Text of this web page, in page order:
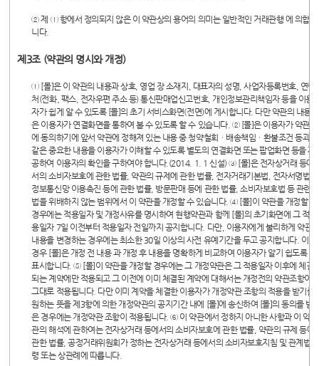
② 제 ① 항에서 정의되지 않은 이 약관상의 용어의 의미는 일반적인 거래관행 에 의합
니다.
제3조 (약관의 명시와 개정)
① [몰]은 이 약관의 내용과 상호, 영업 장 소재지, 대표자의 성명, 사업자등록번호, 연락
처(전화, 팩스, 전자우편 주소 등) 통신판매업신고번호, 개인정보관리책임자 등을 이용
자가 쉽게 알 수 있도록 [몰]의 초기 서비스화면(전면)에 게시합니다. 다만 약관의 내용
은 이용자가 연결화면을 통하여 볼 수 있도록 할 수 있습니다. ② [몰]은 이용자가 약관
에 동의하기에 앞서 약관에 정해져 있는 내용 중 청약철회ㆍ배송책임ㆍ환불조건 등과
같은 중요한 내용을 이용자가 이해할 수 있도록 별도의 연결화면 또는 팝업화면 등을 제
공하여 이용자의 확인을 구하여야 합니다.(2014. 1. 1 신설) ③ [몰]은 전자상거래 등에
서의 소비자보호에 관한 법률, 약관의 규제에 관한 법률, 전자거래기본법, 전자서명법,
정보통신망 이용촉진 등에 관한 법률, 방문판매 등에 관한 법률, 소비자보호법 등 관련
법을 위배하지 않는 범위에서 이 약관을 개정할 수 있습니다. ④ [몰]이 약관을 개정할
경우에는 적용일자 및 개정사유를 명시하여 현행약관과 함께 [몰]의 초기화면에 그 적
용일자 7일 이전부터 적용일자 전일까지 공지합니다. 다만, 이용자에게 불리하게 약관
내용을 변경하는 경우에는 최소한 30일 이상의 사전 유예기간을 두고 공지합니다. 이
경우 [몰]은 개정 전 내용 과 개정 후 내용을 명확하게 비교하여 이용자가 알기 쉽도록
표시합니다. ⑤ [몰]이 약관을 개정할 경우에는 그 개정약관은 그 적용일자 이후에 체결
되는 계약에만 적용되고 그 이전에 이미 체결된 계약에 대해서는 개정전의 약관조항이
그대로 적용됩니다. 다만 이미 계약을 체결한 이용자가 개정약관 조항의 적용을 받기를
원하는 뜻을 제3항에 의한 개정약관의 공지기간 내에 [몰]에 송신하여 [몰]의 동의를 받
은 경우에는 개정약관 조항이 적용됩니다. ⑥ 이 약관에서 정하지 아니한 사항과 이 약
관의 해석에 관하여는 전자상거래 등에서의 소비자보호에 관한 법률, 약관의 규제 등에
관한 법률, 공정거래위원회가 정하는 전자상거래 등에서의 소비자보호지침 및 관계법
령 또는 상관례에 따릅니다.